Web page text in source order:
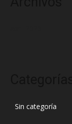
Sin categoría